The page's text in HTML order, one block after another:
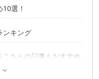
選！
ンキング
ちらの記事もおすすめ